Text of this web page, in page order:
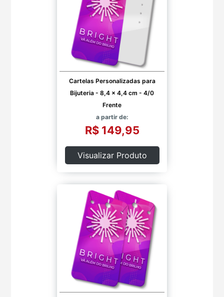
Cartelas Personalizadas para
Bijuteria - 8,4 x 4,4 cm - 4/0
Frente
a partir de:
R$ 149,95
Visualizar Produto